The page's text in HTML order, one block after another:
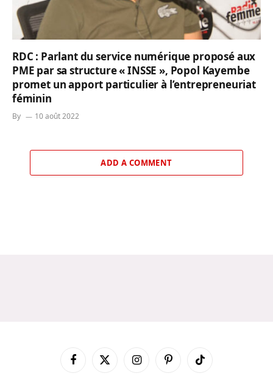
RDC : Parlant du service numérique proposé aux
PME par sa structure « INSSE », Popol Kayembe
promet un apport particulier à l’entrepreneuriat
féminin
By 10 août 2022
ADD A COMMENT
FacebookX
InstagramPinterestTikTok